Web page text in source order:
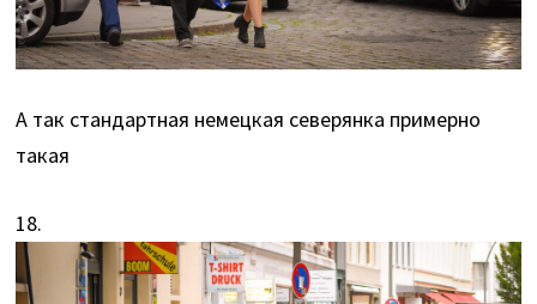
А так стандартная немецкая северянка примерно
такая
18.